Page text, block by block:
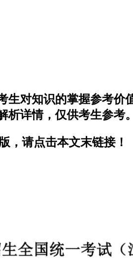
生对知识的掌握参考
详情，仅供考生参考。
，请点击本文末链接！